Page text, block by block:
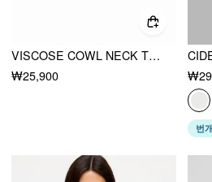
VISCOSE COWL NECK TWIST KNOTTED CAMI TOP WITH METAL DETAIL
₩25,900
번